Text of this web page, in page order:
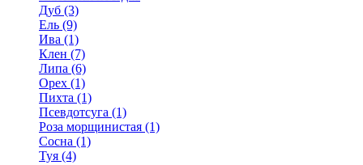
Дуб (3)
Ель (9)
Ива (1)
Клен (7)
Липа (6)
Орех (1)
Пихта (1)
Псевдотсуга (1)
Роза морщинистая (1)
Сосна (1)
Туя (4)